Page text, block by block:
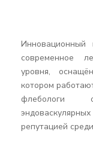
современное
уровня,
котором
флебологи
репутацией